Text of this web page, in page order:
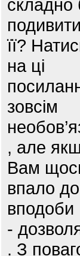
складно
її?
на ці
зовсім
, але
Вам
впало до
вподоби
-
. З